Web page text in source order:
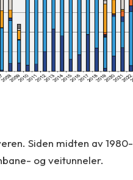
Siden midten av 1980-
og veitunneler.